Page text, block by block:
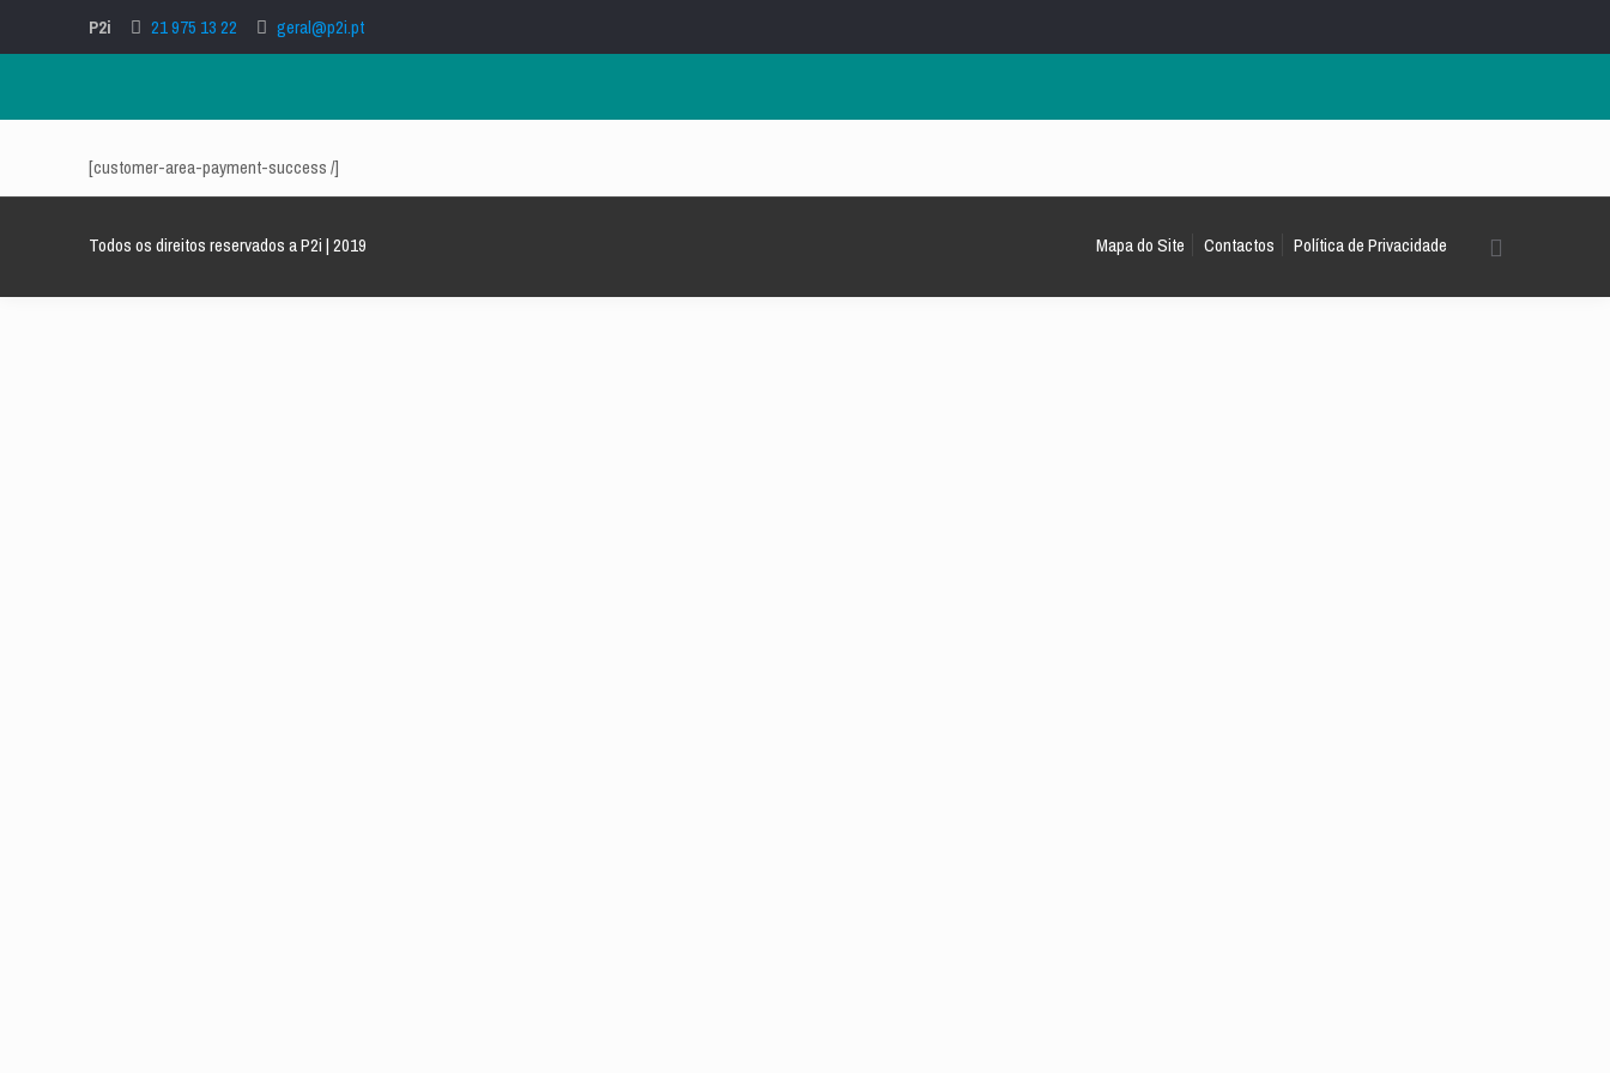
P2i 21 975 13 22 geral@p2i.pt
[customer-area-payment-success /]
Todos os direitos reservados a P2i | 2019 Mapa do Site Contactos Política de Privacidade